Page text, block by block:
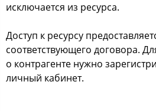
исключается из ресурса.
Доступ к ресурсу
соответствующего договора.
о контрагенте нужно
личный кабинет.